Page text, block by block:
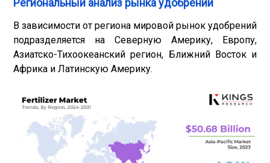
Региональный анализ рынка удобрений
В зависимости от региона мировой рынок удобрений
подразделяется на Северную Америку, Европу,
Азиатско-Тихоокеанский регион, Ближний Восток и
Африка и Латинскую Америку.